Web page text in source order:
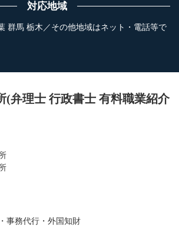
対応地域
群馬 栃木／その他地域はネット・電話等で
(弁理士 行政書士 有料職業紹介
事務代行・外国知財